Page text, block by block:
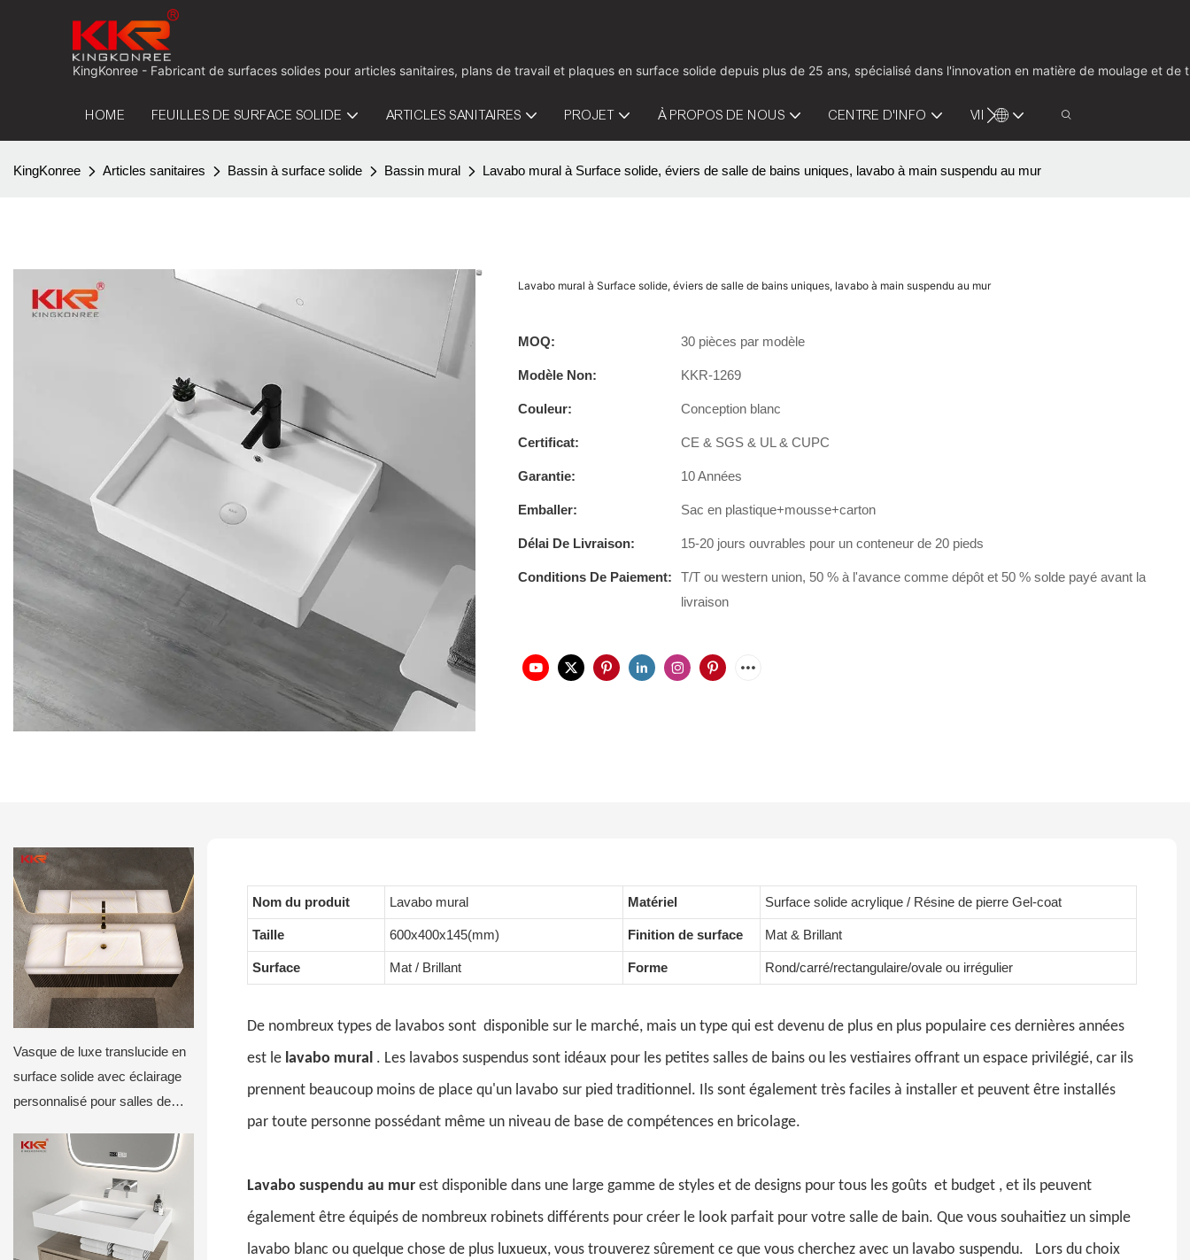
KingKonree - Fabricant de surfaces solides pour articles sanitaires, plans de travail et plaques en surface solide depuis plus de 25 ans, spécialisé dans l'innovation en matière de moulage et de
HOME FEUILLES DE SURFACE SOLIDE ARTICLES SANITAIRES PROJET À PROPOS DE NOUS CENTRE D'INFO VIDÉO CONTACTEZ-NOUS
KingKonree Articles sanitaires Bassin à surface solide Bassin mural Lavabo mural à Surface solide, éviers de salle de bains uniques, lavabo à main suspendu au mur
Lavabo mural à Surface solide, éviers de salle de bains uniques, lavabo à main suspendu au mur
MOQ: 30 pièces par modèle
Modèle Non: KKR-1269
Couleur: Conception blanc
Certificat: CE & SGS & UL & CUPC
Garantie: 10 Années
Emballer: Sac en plastique+mousse+carton
Délai De Livraison: 15-20 jours ouvrables pour un conteneur de 20 pieds
Conditions De Paiement:
T/T ou western union, 50 % à l'avance comme dépôt et 50 % solde payé avant la
livraison
Vasque de luxe translucide en
surface solide avec éclairage
personnalisé pour salles de
Nom du produit Lavabo mural Matériel Surface solide acrylique / Résine de pierre Gel-coat
Taille 600x400x145(mm) Finition de surface Mat & Brillant
Surface Mat / Brillant Forme Rond/carré/rectangulaire/ovale ou irrégulier
De nombreux types de lavabos sont disponible sur le marché, mais un type qui est devenu de plus en plus populaire ces dernières années
est le lavabo mural . Les lavabos suspendus sont idéaux pour les petites salles de bains ou les vestiaires offrant un espace privilégié, car ils
prennent beaucoup moins de place qu'un lavabo sur pied traditionnel. Ils sont également très faciles à installer et peuvent être installés
par toute personne possédant même un niveau de base de compétences en bricolage.
Lavabo suspendu au mur est disponible dans une large gamme de styles et de designs pour tous les goûts et budget , et ils peuvent
également être équipés de nombreux robinets différents pour créer le look parfait pour votre salle de bain. Que vous souhaitiez un simple
lavabo blanc ou quelque chose de plus luxueux, vous trouverez sûrement ce que vous cherchez avec un lavabo suspendu.
Lors du choix